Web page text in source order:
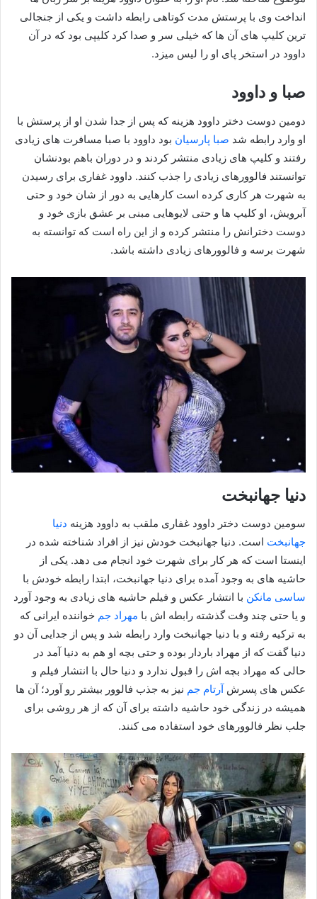
انداخت وی با پرستش مدت کوتاهی رابطه داشت و یکی از جنجالی
ترین کلیپ های آن ها که خیلی سر و صدا کرد کلیپی بود که در آن
داوود در استخر پای او را لیس میزد.
صبا و داوود
دومین دوست دختر داوود هزینه که پس از جدا شدن او از پرستش با
او وارد رابطه شد صبا پارسیان بود داوود با صبا مسافرت های زیادی
رفتند و کلیپ های زیادی منتشر کردند و در دوران باهم بودنشان
توانستند فالوورهای زیادی را جذب کنند. داوود غفاری برای رسیدن
به شهرت هر کاری کرده است کارهایی به دور از شان خود و حتی
آبرویش، او کلیپ ها و حتی لایوهایی مبنی بر عشق بازی خود و
دوست دخترانش را منتشر کرده و از این راه است که توانسته به
شهرت برسه و فالوورهای زیادی داشته باشد.
دنیا جهانبخت
سومین دوست دختر داوود غفاری ملقب به داوود هزینه دنیا
جهانبخت است. دنیا جهانبخت خودش نیز از افراد شناخته شده در
اینستا است که هر کار برای شهرت خود انجام می دهد. یکی از
حاشیه های به وجود آمده برای دنیا جهانبخت، ابتدا رابطه خودش با
ساسی مانکن با انتشار عکس و فیلم حاشیه های زیادی به وجود آورد
و یا حتی چند وقت گذشته رابطه اش با مهراد جم خواننده ایرانی که
به ترکیه رفته و با دنیا جهانبخت وارد رابطه شد و پس از جدایی آن دو
دنیا گفت که از مهراد باردار بوده و حتی بچه او هم به دنیا آمد در
حالی که مهراد بچه اش را قبول ندارد و دنیا حال با انتشار فیلم و
عکس های پسرشآرتام جم نیز به جذب فالوور بیشتر رو آورد؛ آن ها
همیشه در زندگی خود حاشیه داشته برای آن که از هر روشی برای
جلب نظر فالوورهای خود استفاده می کنند.